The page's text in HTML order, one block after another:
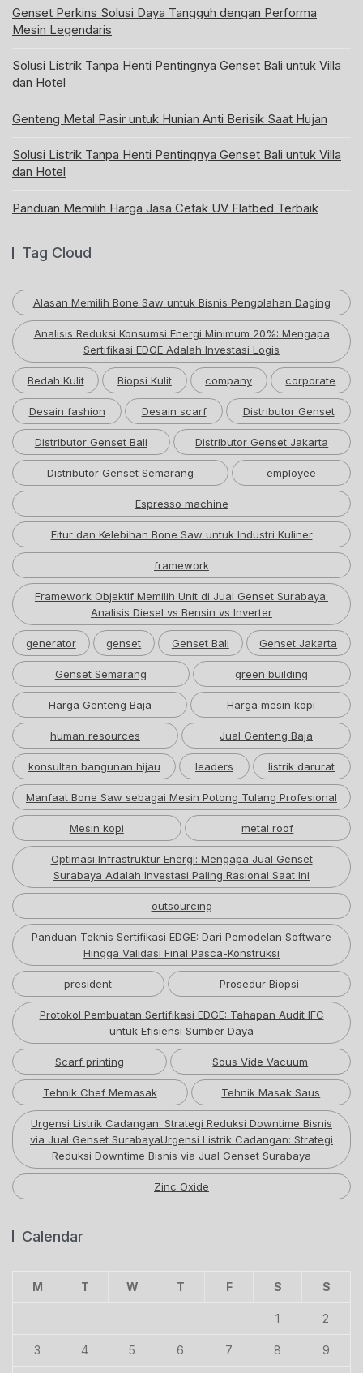
Genset Perkins Solusi Daya Tangguh dengan Performa
Mesin Legendaris
Solusi Listrik Tanpa Henti Pentingnya Genset Bali untuk Villa
dan Hotel
Genteng Metal Pasir untuk Hunian Anti Berisik Saat Hujan
Solusi Listrik Tanpa Henti Pentingnya Genset Bali untuk Villa
dan Hotel
Panduan Memilih Harga Jasa Cetak UV Flatbed Terbaik
Tag Cloud
Alasan Memilih Bone Saw untuk Bisnis Pengolahan Daging
Analisis Reduksi Konsumsi Energi Minimum 20%: Mengapa
Sertifikasi EDGE Adalah Investasi Logis
Bedah Kulit Biopsi Kulit company corporate
Desain fashion Desain scarf Distributor Genset
Distributor Genset Bali Distributor Genset Jakarta
Distributor Genset Semarang employee
Espresso machine
Fitur dan Kelebihan Bone Saw untuk Industri Kuliner
framework
Framework Objektif Memilih Unit di Jual Genset Surabaya:
Analisis Diesel vs Bensin vs Inverter
generator genset Genset Bali Genset Jakarta
Genset Semarang green building
Harga Genteng Baja Harga mesin kopi
human resources Jual Genteng Baja
konsultan bangunan hijau leaders listrik darurat
Manfaat Bone Saw sebagai Mesin Potong Tulang Profesional
Mesin kopi metal roof
Optimasi Infrastruktur Energi: Mengapa Jual Genset
Surabaya Adalah Investasi Paling Rasional Saat Ini
outsourcing
Panduan Teknis Sertifikasi EDGE: Dari Pemodelan Software
Hingga Validasi Final Pasca-Konstruksi
president Prosedur Biopsi
Protokol Pembuatan Sertifikasi EDGE: Tahapan Audit IFC
untuk Efisiensi Sumber Daya
Scarf printing Sous Vide Vacuum
Tehnik Chef Memasak Tehnik Masak Saus
Urgensi Listrik Cadangan: Strategi Reduksi Downtime Bisnis
via Jual Genset SurabayaUrgensi Listrik Cadangan: Strategi
Reduksi Downtime Bisnis via Jual Genset Surabaya
Zinc Oxide
Calendar
M T W T F S S
1 2
3 4 5 6 7 8 9